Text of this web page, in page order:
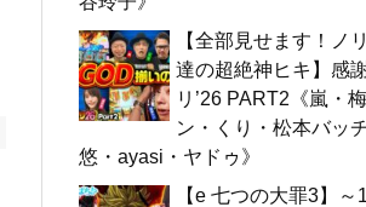
【全部見せます！ノ
達の超絶神ヒキ】感
リ’26 PART2《嵐・
ン・くり・松本バッ
悠・ayasi・ヤドゥ》
【e 七つの大罪3】～